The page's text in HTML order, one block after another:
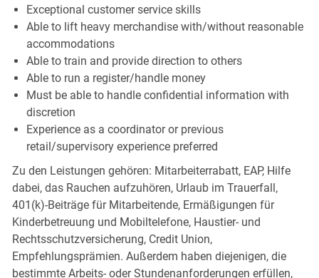
Exceptional customer service skills
Able to lift heavy merchandise with/without reasonable
accommodations
Able to train and provide direction to others
Able to run a register/handle money
Must be able to handle confidential information with
discretion
Experience as a coordinator or previous
retail/supervisory experience preferred
Zu den Leistungen gehören: Mitarbeiterrabatt, EAP, Hilfe
dabei, das Rauchen aufzuhören, Urlaub im Trauerfall,
401(k)-Beiträge für Mitarbeitende, Ermäßigungen für
Kinderbetreuung und Mobiltelefone, Haustier- und
Rechtsschutzversicherung, Credit Union,
Empfehlungsprämien. Außerdem haben diejenigen, die
bestimmte Arbeits- oder Stundenanforderungen erfüllen,